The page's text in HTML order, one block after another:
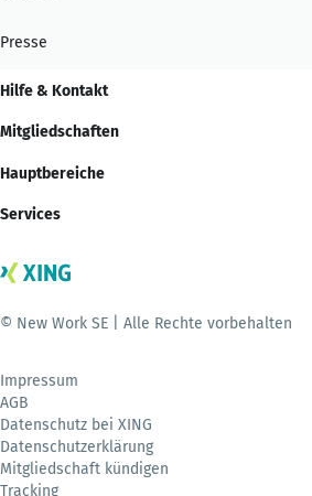
Presse
Hilfe & Kontakt
Mitgliedschaften
Hauptbereiche
Services
© New Work SE | Alle Rechte vorbehalten
Impressum
AGB
Datenschutz bei XING
Datenschutzerklärung
Mitgliedschaft kündigen
Tracking